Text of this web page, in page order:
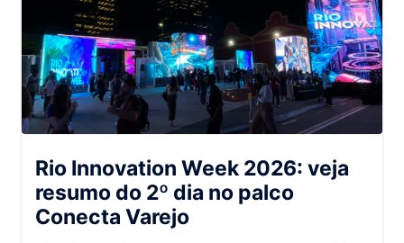
Rio Innovation Week 2026: veja
resumo do 2º dia no palco
Conecta Varejo